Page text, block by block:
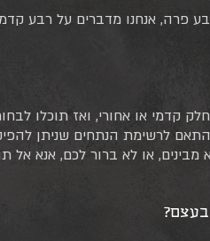
פרה, אנחנו מדברים על רבע
קדמי או אחורי, ואז תוכלו
לרשימת הנתחים שניתן
או לא ברור לכם, אנא אל